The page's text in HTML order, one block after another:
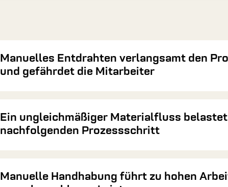
Manuelles Entdrahten verlangsamt den
und gefährdet die Mitarbeiter
Ein ungleichmäßiger Materialfluss belastet
nachfolgenden Prozessschritt
Manuelle Handhabung führt zu hohen